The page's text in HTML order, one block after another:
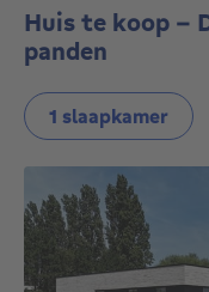
Huis te koop -
panden
1 slaapkamer